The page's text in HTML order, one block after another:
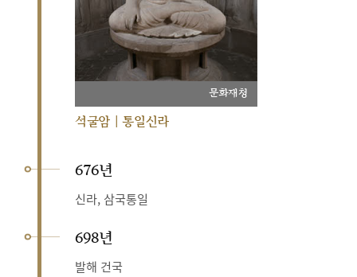
문화재청
석굴암 | 통일신라
676년
신라, 삼국통일
698년
발해 건국